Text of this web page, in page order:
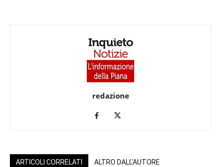
redazione
ARTICOLI CORRELATI ALTRO DALL'AUTORE